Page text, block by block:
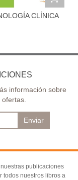
CLÍNICA
información sobre
ofertas.
Enviar
publicaciones
todos nuestros libros a